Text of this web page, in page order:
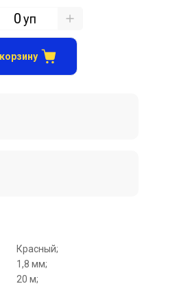
Красный;
1,8 мм;
20 м;
уп